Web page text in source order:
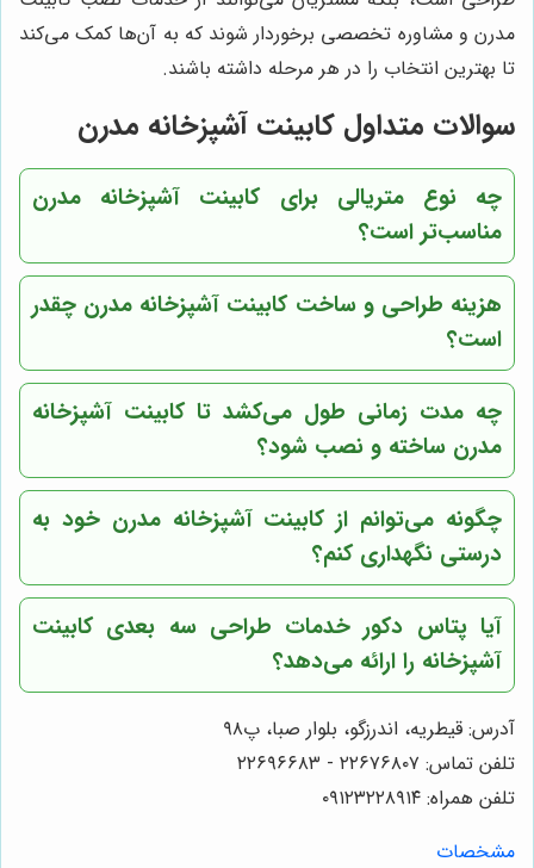
مدرن و مشاوره تخصصی برخوردار شوند که به آن‌ها کمک می‌کند
تا بهترین انتخاب را در هر مرحله داشته باشند.
سوالات متداول کابینت آشپزخانه مدرن
چه نوع متریالی برای کابینت آشپزخانه مدرن
مناسب‌تر است؟
هزینه طراحی و ساخت کابینت آشپزخانه مدرن چقدر
است؟
چه مدت زمانی طول می‌کشد تا کابینت آشپزخانه
مدرن ساخته و نصب شود؟
چگونه می‌توانم از کابینت آشپزخانه مدرن خود به
درستی نگهداری کنم؟
آیا پتاس دکور خدمات طراحی سه بعدی کابینت
آشپزخانه را ارائه می‌دهد؟
آدرس: قیطریه، اندرزگو، بلوار صبا، پ۹۸
تلفن تماس: ۲۲۶۷۶۸۰۷ - ۲۲۶۹۶۶۸۳
تلفن همراه: ۰۹۱۲۳۲۲۸۹۱۴
مشخصات